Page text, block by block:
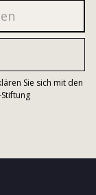
Sie sich mit den